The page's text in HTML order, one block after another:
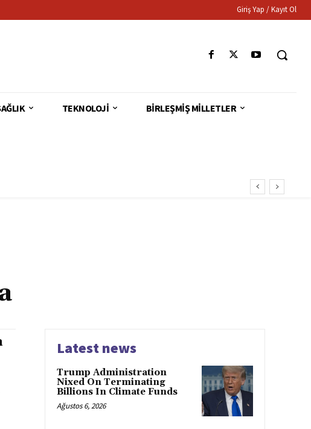
Giriş Yap / Kayıt Ol
TEKNOLOJI BIRLEŞMIŞ MILLETLER
Latest news
Trump Administration
Nixed On Terminating
Billions In Climate Funds
Ağustos 6, 2026